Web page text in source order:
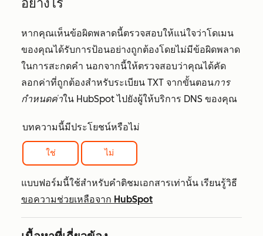
หากคุณเห็นข้อผิดพลาดนี้ตรวจสอบให้แน่ใจว่าโดเมน
ของคุณได้รับการป้อนอย่างถูกต้องโดยไม่มีข้อผิดพลาด
ในการสะกดคำ นอกจากนี้ให้ตรวจสอบว่าคุณได้คัด
ลอกค่าที่ถูกต้องสำหรับระเบียน TXT จากขั้นตอนการ
กำหนดค่าใน HubSpot ไปยังผู้ให้บริการ DNS ของคุณ
บทความนี้มีประโยชน์หรือไม่
ใช่ ไม่
แบบฟอร์มนี้ใช้สำหรับคำติชมเอกสารเท่านั้น เรียนรู้วิธี
ขอความช่วยเหลือจาก HubSpot